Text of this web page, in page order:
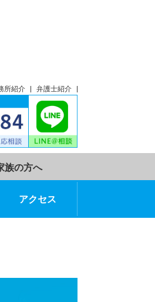
ご相談の流れ 事務所紹介
解決事例 アクセス